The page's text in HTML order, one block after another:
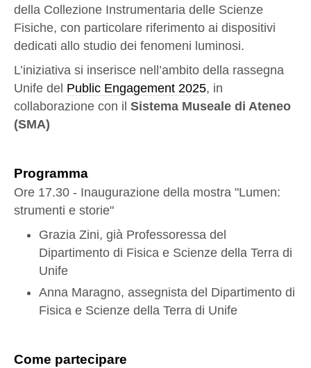
della Collezione Instrumentaria delle Scienze
Fisiche, con particolare riferimento ai dispositivi
dedicati allo studio dei fenomeni luminosi.
L’iniziativa si inserisce nell’ambito della rassegna
Unife del Public Engagement 2025, in
collaborazione con ilSistema Museale di Ateneo
(SMA)
Programma
Ore 17.30 - Inaugurazione della mostra "Lumen:
strumenti e storie"
Grazia Zini, già Professoressa del
Dipartimento di Fisica e Scienze della Terra di
Unife
Anna Maragno, assegnista del Dipartimento di
Fisica e Scienze della Terra di Unife
Come partecipare